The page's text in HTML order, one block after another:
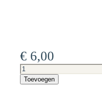
€ 6,00
It
libben
sels
Toevoegen